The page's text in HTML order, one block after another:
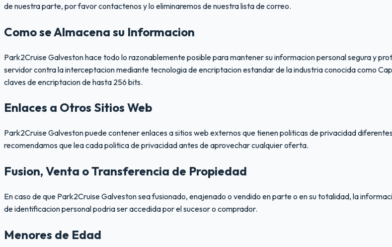
de nuestra parte, por favor contactenos y lo eliminaremos de nuestra lista de correo.
Como se Almacena su Informacion
Park2Cruise Galveston hace todo lo razonablemente posible para mantener su informacion personal segura y
servidor contra la interceptacion mediante tecnologia de encriptacion estandar de la industria conocida como
claves de encriptacion de hasta 256 bits.
Enlaces a Otros Sitios Web
Park2Cruise Galveston puede contener enlaces a sitios web externos que tienen politicas de privacidad
recomendamos que lea cada politica de privacidad antes de aprovechar cualquier oferta.
Fusion, Venta o Transferencia de Propiedad
En caso de que Park2Cruise Galveston sea fusionado, enajenado o vendido en parte o en su totalidad, la
de identificacion personal podria ser accedida por el sucesor o comprador.
Menores de Edad